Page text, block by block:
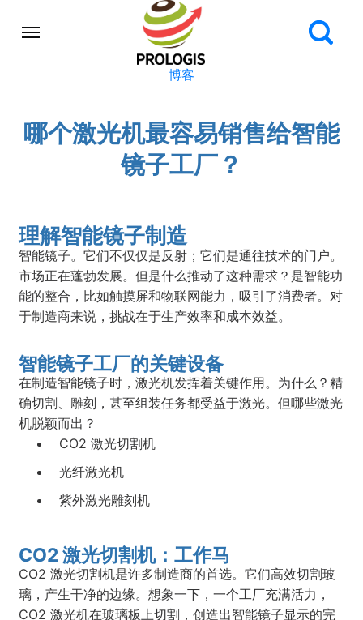
博客
哪个激光机最容易销售给智能
镜子工厂？
理解智能镜子制造
智能镜子。它们不仅仅是反射；它们是通往技术的门户。
市场正在蓬勃发展。但是什么推动了这种需求？是智能功
能的整合，比如触摸屏和物联网能力，吸引了消费者。对
于制造商来说，挑战在于生产效率和成本效益。
智能镜子工厂的关键设备
在制造智能镜子时，激光机发挥着关键作用。为什么？精
确切割、雕刻，甚至组装任务都受益于激光。但哪些激光
机脱颖而出？
CO2 激光切割机
光纤激光机
紫外激光雕刻机
CO2 激光切割机：工作马
CO2 激光切割机是许多制造商的首选。它们高效切割玻
璃，产生干净的边缘。想象一下，一个工厂充满活力，
CO2 激光机在玻璃板上切割，创造出智能镜子显示的完